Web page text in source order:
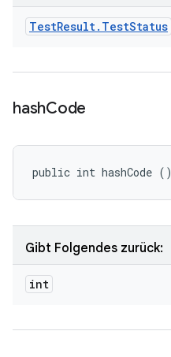
TestResult. TestStatus
hashCode
public int hashCode ()
Gibt Folgendes zurück:
int